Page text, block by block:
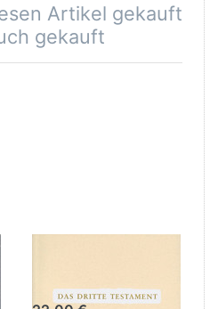
Artikel gekauft
gekauft